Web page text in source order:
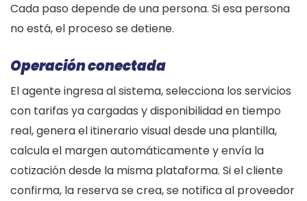
Cada paso depende de una persona. Si esa persona
no está, el proceso se detiene.
Operación conectada
El agente ingresa al sistema, selecciona los servicios
con tarifas ya cargadas y disponibilidad en tiempo
real, genera el itinerario visual desde una plantilla,
calcula el margen automáticamente y envía la
cotización desde la misma plataforma. Si el cliente
confirma, la reserva se crea, se notifica al proveedor